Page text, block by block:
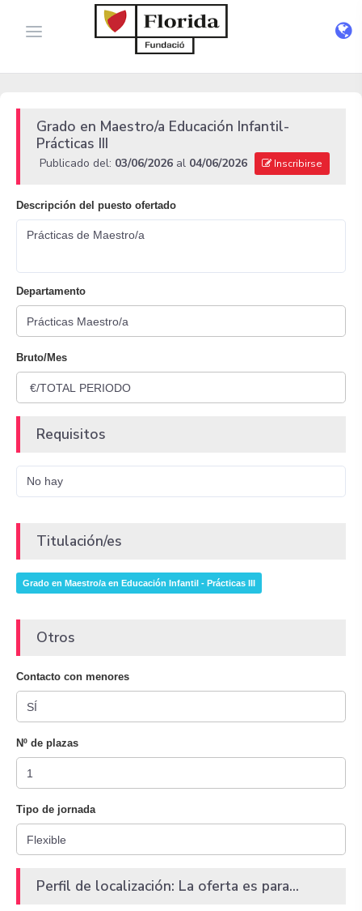
Grado en Maestro/a Educación Infantil-
Prácticas III
Publicado del: 03/06/2026 al 04/06/2026 Inscribirse
Descripción del puesto ofertado
Prácticas de Maestro/a
Departamento
Bruto/Mes
Requisitos
No hay
Titulación/es
Grado en Maestro/a en Educación Infantil - Prácticas III
Otros
Contacto con menores
Nº de plazas
Tipo de jornada
Perfil de localización: La oferta es para...